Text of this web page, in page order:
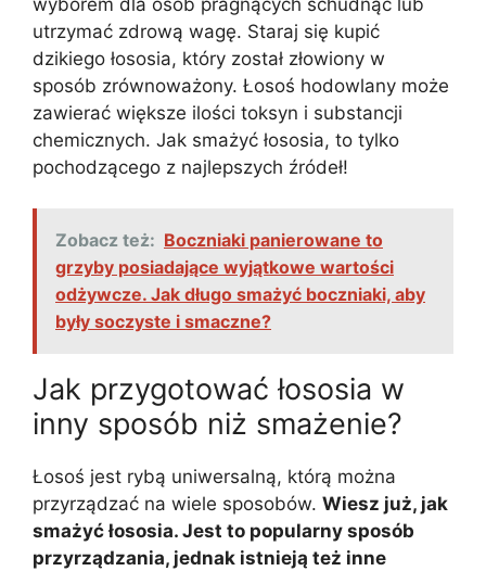
utrzymać zdrową wagę. Staraj się kupić
dzikiego łososia, który został złowiony w
sposób zrównoważony. Łosoś hodowlany może
zawierać większe ilości toksyn i substancji
chemicznych. Jak smażyć łososia, to tylko
pochodzącego z najlepszych źródeł!
Zobacz też: Boczniaki panierowane to
grzyby posiadające wyjątkowe wartości
odżywcze. Jak długo smażyć boczniaki, aby
były soczyste i smaczne?
Jak przygotować łososia w
inny sposób niż smażenie?
Łosoś jest rybą uniwersalną, którą można
przyrządzać na wiele sposobów. Wiesz już, jak
smażyć łososia. Jest to popularny sposób
przyrządzania, jednak istnieją też inne